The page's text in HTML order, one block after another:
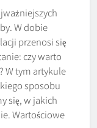
W dobie
przenosi się
czy warto
W tym artykule
sposobu
się, w jakich
Wartościowe